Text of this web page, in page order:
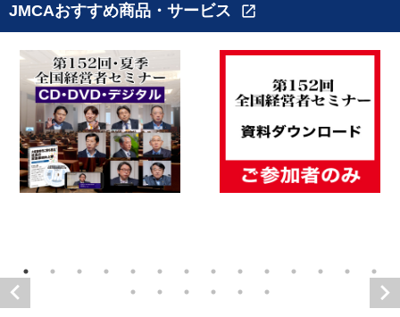
JMCAおすすめ商品・サービス open_in_new